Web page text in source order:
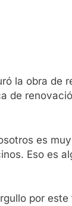
la obra de
de
es
Eso es
por